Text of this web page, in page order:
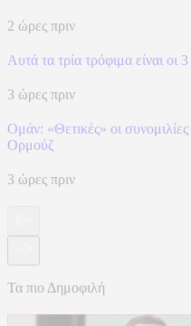
2 ώρες πριν
Αυτά τα τρία τρόφιμα είναι οι
3 ώρες πριν
Ομάν: «Θετικές» οι
Ορμούζ
3 ώρες πριν
Τα πιο Δημοφιλή